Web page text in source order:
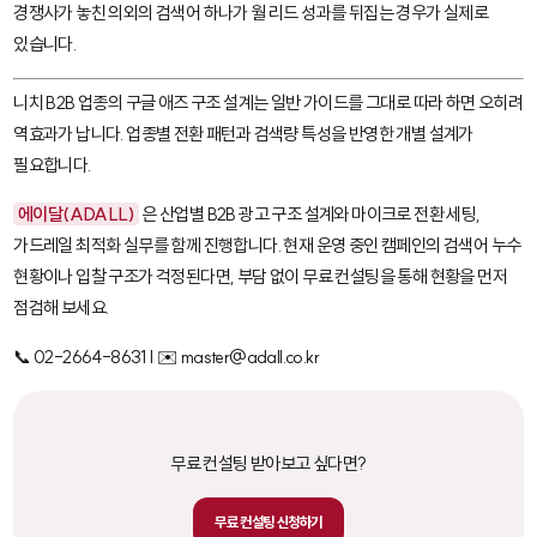
경쟁사가 놓친 의외의 검색어 하나가 월 리드 성과를 뒤집는 경우가 실제로
있습니다.
니치 B2B 업종의 구글 애즈 구조 설계는 일반 가이드를 그대로 따라 하면 오히려
역효과가 납니다. 업종별 전환 패턴과 검색량 특성을 반영한 개별 설계가
필요합니다.
에이달(ADALL) 은 산업별 B2B 광고 구조 설계와 마이크로 전환 세팅,
가드레일 최적화 실무를 함께 진행합니다. 현재 운영 중인 캠페인의 검색어 누수
현황이나 입찰 구조가 걱정된다면, 부담 없이 무료 컨설팅을 통해 현황을 먼저
점검해 보세요.
📞 02-2664-8631 | ✉️ master@adall.co.kr
무료 컨설팅 받아보고 싶다면?
무료 컨설팅 신청하기